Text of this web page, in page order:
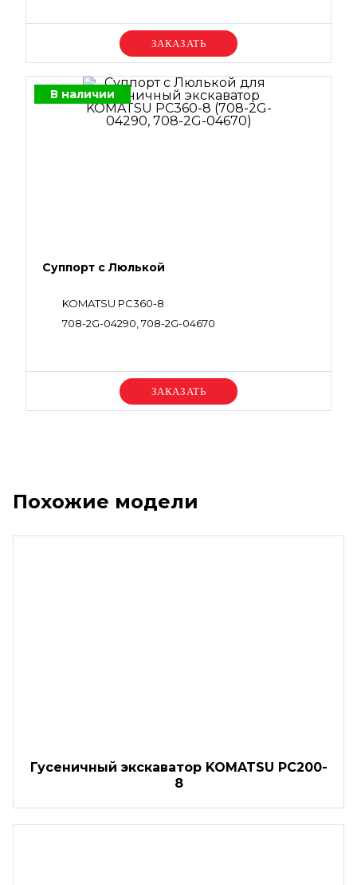
62434, 702-16-58320, 720-1L-15430, 720-1L-15440,
07001-01008, 07001-01009, 708-2G-15230, 708-
2G-15310, 708-2G-12230Уточняйте цену
В наличии
Суппорт с Люлькой
KOMATSU PC360-8
708-2G-04290, 708-2G-04670
Уточняйте цену
Похожие модели
Гусеничный экскаватор KOMATSU PC200-
8